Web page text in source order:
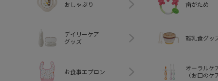
おしゃぶり 歯がため
デイリーケア
グッズ
離乳食グッ
お食事エプロン
オーラルケ
（お口のケ